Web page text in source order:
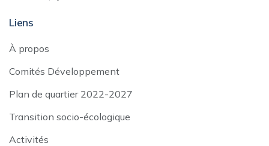
Liens
À propos
Comités Développement
Plan de quartier 2022-2027
Transition socio-écologique
Activités